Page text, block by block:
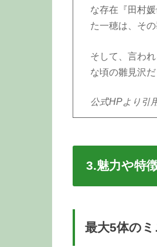
な存在『田村
た一穂は、そ
そして、言わ
な頃の雛見沢だ
公式HPより引
3.魅力や特
最大5体のミ